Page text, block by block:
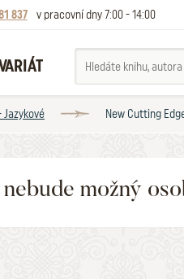
837 v pracovní dny 7:00 - 14:00
Jazykové New Cutting
možný